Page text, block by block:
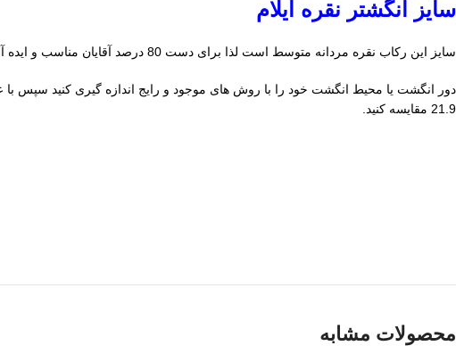
سایز انگشتر نقره ایلام
سایز این رکاب نقره مردانه متوسط است لذا برای دست 80 درصد آقایان مناسب و ایده آل است. این سایز بنام 62 نیز معروف است. برای تعیین سایز میتوانید از دو روش به شرح زیر استفاده کنید
21.9 مقایسه کنید.
محصولات مشابه